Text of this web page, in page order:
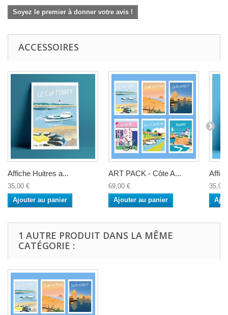
Soyez le premier à donner votre avis !
ACCESSOIRES
Affiche Huitres a...
35,00 €
Ajouter au panier
ART PACK - Côte A...
69,00 €
Ajouter au panier
35,00
1 AUTRE PRODUIT DANS LA MÊME
CATÉGORIE :